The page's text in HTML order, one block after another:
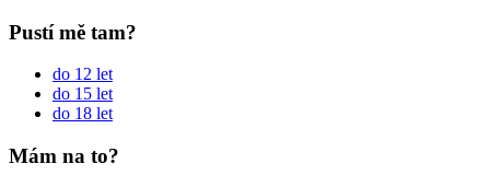
Pustí mě tam?
do 12 let
do 15 let
do 18 let
Mám na to?